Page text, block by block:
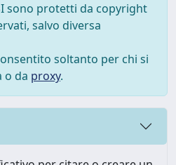
sono protetti da copyright
salvo diversa
soltanto per chi si
o da proxy.